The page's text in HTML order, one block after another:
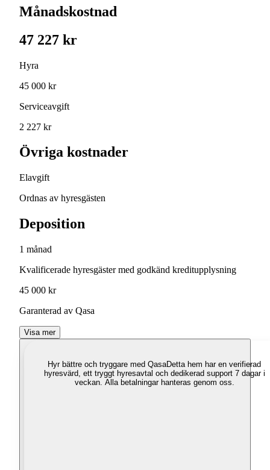
Månadskostnad
47 227 kr
Hyra
45 000 kr
Serviceavgift
2 227 kr
Övriga kostnader
Elavgift
Ordnas av hyresgästen
Deposition
1 månad
Kvalificerade hyresgäster med godkänd kreditupplysning
45 000 kr
Garanterad av Qasa
Visa mer
Hyr bättre och tryggare med QasaDetta hem har en verifierad
hyresvärd, ett tryggt hyresavtal och dedikerad support 7 dagar i
veckan. Alla betalningar hanteras genom oss.